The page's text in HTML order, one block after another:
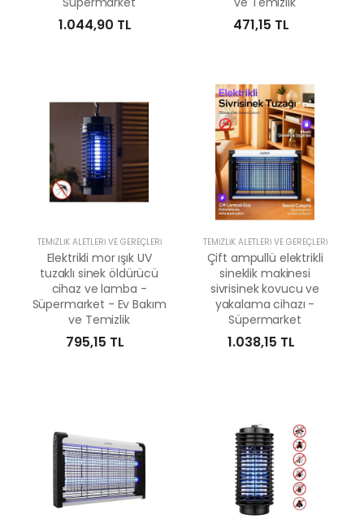
1.044,90 TL 471,15 TL
TEMIZLIK ALETLERI VE GEREÇLERI
Elektrikli mor ışık UV
tuzaklı sinek öldürücü
cihaz ve lamba -
Süpermarket - Ev Bakım
ve Temizlik
795,15 TL
TEMIZLIK ALETLERI VE GEREÇLERI
Çift ampullü elektrikli
sineklik makinesi
sivrisinek kovucu ve
yakalama cihazı -
Süpermarket
1.038,15 TL